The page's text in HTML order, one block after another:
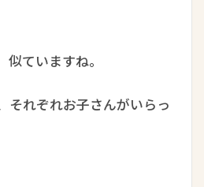
ていますね。
それぞれお子さんがいらっ